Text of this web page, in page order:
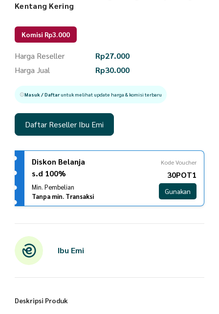
Kentang Kering
Komisi Rp3.000
Harga Reseller Rp27.000
Harga Jual
Rp30.000
Masuk / Daftaruntuk melihat update harga & komisi terbaru
Daftar Reseller Ibu Emi
Diskon Belanja
s.d 100%
Min. Pembelian
Tanpa min. Transaksi
Kode Voucher
30POT1
Gunakan
Ibu Emi
Deskripsi Produk